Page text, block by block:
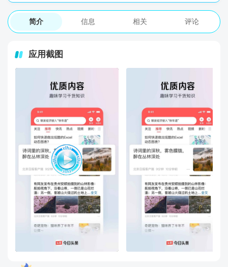
简介 信息 相关 评论
应用截图